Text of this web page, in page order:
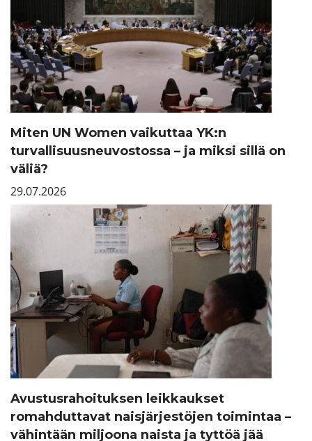
Miten UN Women vaikuttaa YK:n
turvallisuusneuvostossa – ja miksi sillä on
väliä?
29.07.2026
Avustusrahoituksen leikkaukset
romahduttavat naisjärjestöjen toimintaa –
vähintään miljoona naista ja tyttöä jää